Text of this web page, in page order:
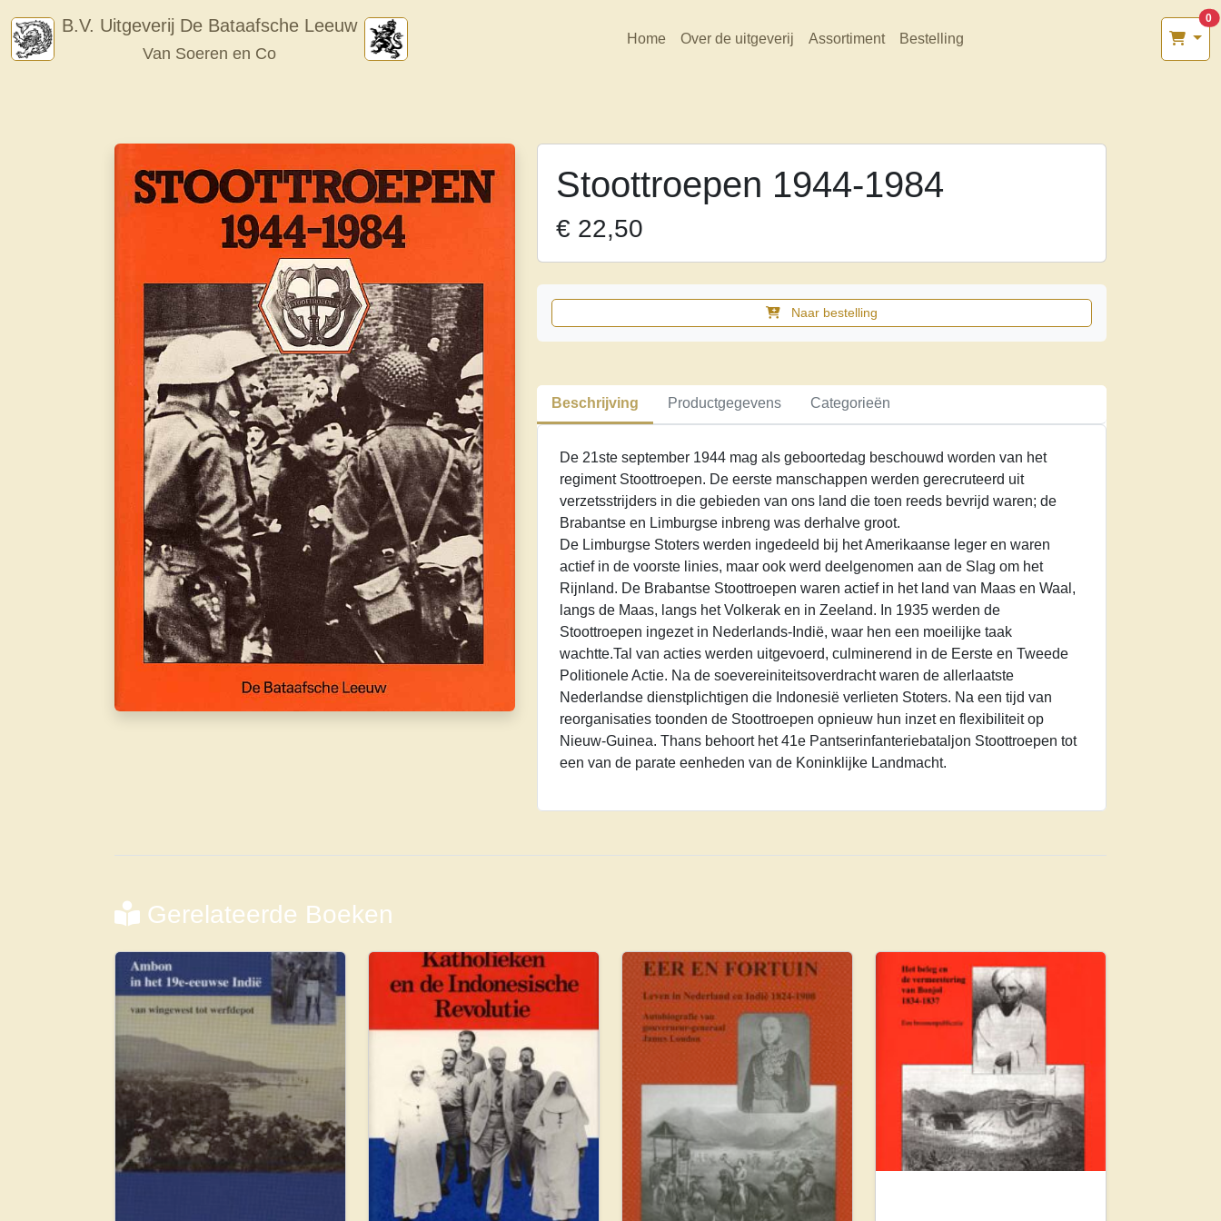
content
B.V. Uitgeverij De Bataafsche Leeuw
Van Soeren en Co
Home Over de uitgeverij Assortiment Bestelling
0
Stoottroepen 1944-1984
€ 22,50
Stoottroepen
1944-
aantal
Naar bestelling
Beschrijving Productgegevens Categorieën
De 21ste september 1944 mag als geboortedag beschouwd worden van het
regiment Stoottroepen. De eerste manschappen werden gerecruteerd uit
verzetsstrijders in die gebieden van ons land die toen reeds bevrijd waren; de
Brabantse en Limburgse inbreng was derhalve groot.
De Limburgse Stoters werden ingedeeld bij het Amerikaanse leger en waren
actief in de voorste linies, maar ook werd deelgenomen aan de Slag om het
Rijnland. De Brabantse Stoottroepen waren actief in het land van Maas en Waal,
langs de Maas, langs het Volkerak en in Zeeland. In 1935 werden de
Stoottroepen ingezet in Nederlands-Indië, waar hen een moeilijke taak
wachtte.Tal van acties werden uitgevoerd, culminerend in de Eerste en Tweede
Politionele Actie. Na de soevereiniteitsoverdracht waren de allerlaatste
Nederlandse dienstplichtigen die Indonesië verlieten Stoters. Na een tijd van
reorganisaties toonden de Stoottroepen opnieuw hun inzet en flexibiliteit op
Nieuw-Guinea. Thans behoort het 41e Pantserinfanteriebataljon Stoottroepen tot
een van de parate eenheden van de Koninklijke Landmacht.
Gerelateerde Boeken